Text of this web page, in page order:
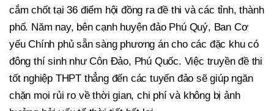
cắm chốt tại 36 điểm hội đồng ra đề thi và các tỉnh, thành
phố. Năm nay, bên cạnh huyện đảo Phú Quý, Ban Cơ
yếu Chính phủ sẵn sàng phương án cho các đặc khu có
đông thí sinh như Côn Đảo, Phú Quốc. Việc truyền đề thi
tốt nghiệp THPT thẳng đến các tuyến đảo sẽ giúp ngăn
chặn mọi rủi ro về thời gian, chi phí và không bị ảnh